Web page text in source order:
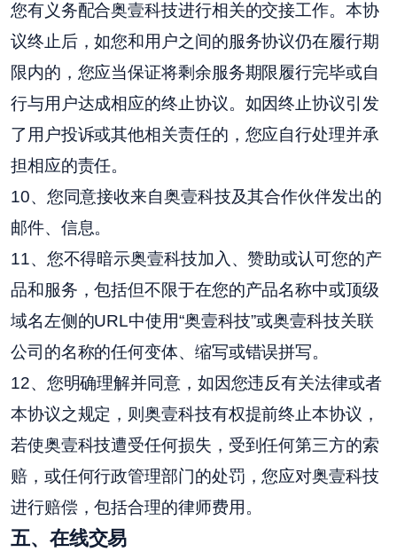
您有义务配合奥壹科技进行相关的交接工作。本协
议终止后，如您和用户之间的服务协议仍在履行期
限内的，您应当保证将剩余服务期限履行完毕或自
行与用户达成相应的终止协议。如因终止协议引发
了用户投诉或其他相关责任的，您应自行处理并承
担相应的责任。
10、您同意接收来自奥壹科技及其合作伙伴发出的
邮件、信息。
11、您不得暗示奥壹科技加入、赞助或认可您的产
品和服务，包括但不限于在您的产品名称中或顶级
域名左侧的URL中使用“奥壹科技”或奥壹科技关联
公司的名称的任何变体、缩写或错误拼写。
12、您明确理解并同意，如因您违反有关法律或者
本协议之规定，则奥壹科技有权提前终止本协议，
若使奥壹科技遭受任何损失，受到任何第三方的索
赔，或任何行政管理部门的处罚，您应对奥壹科技
进行赔偿，包括合理的律师费用。
五、在线交易